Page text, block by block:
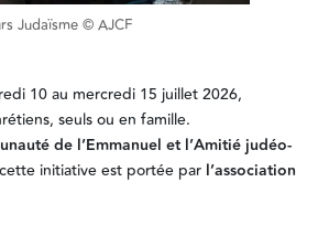
Judaïsme © AJCF
10 au mercredi 15 juillet 2026,
seuls ou en famille.
de l’Emmanuel et l’Amitié judéo-
initiative est portée par l’association